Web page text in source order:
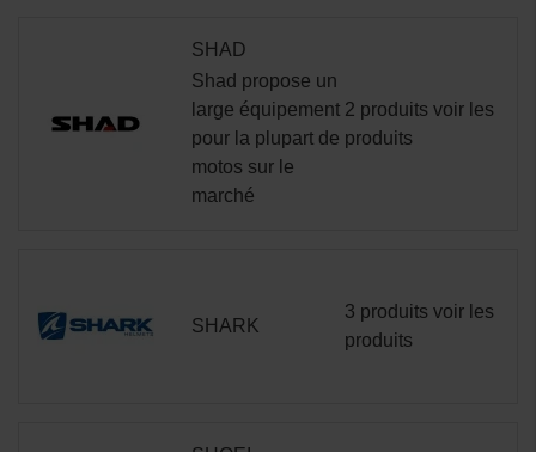
SHAD
Shad propose un
large équipement
pour la plupart de
motos sur le
marché
2 produits voir les
produits
SHARK
3 produits voir les
produits